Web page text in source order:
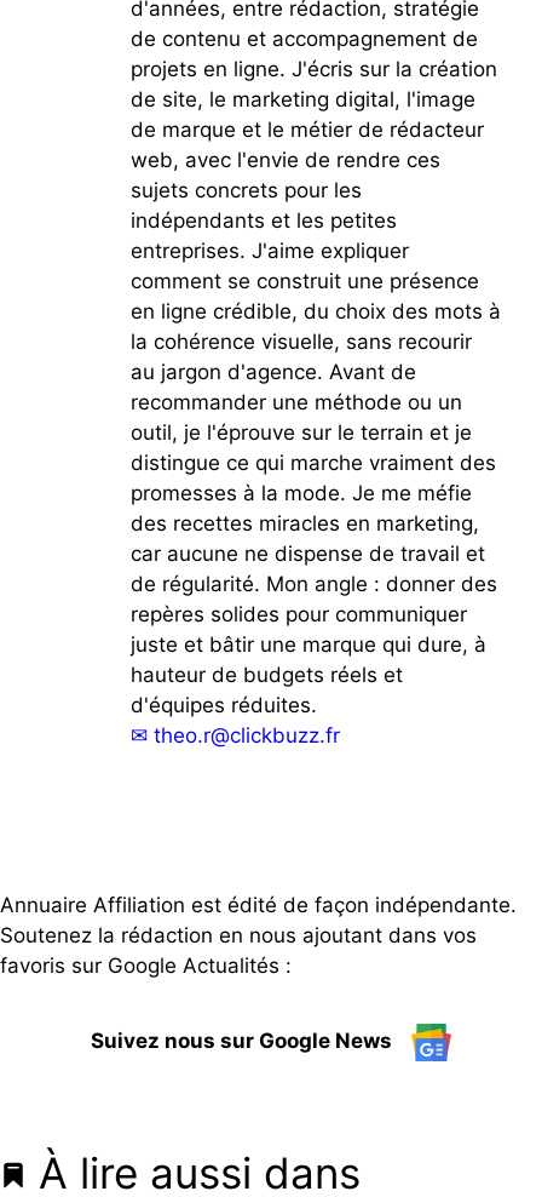
d'années, entre rédaction, stratégie
de contenu et accompagnement de
projets en ligne. J'écris sur la création
de site, le marketing digital, l'image
de marque et le métier de rédacteur
web, avec l'envie de rendre ces
sujets concrets pour les
indépendants et les petites
entreprises. J'aime expliquer
comment se construit une présence
en ligne crédible, du choix des mots à
la cohérence visuelle, sans recourir
au jargon d'agence. Avant de
recommander une méthode ou un
outil, je l'éprouve sur le terrain et je
distingue ce qui marche vraiment des
promesses à la mode. Je me méfie
des recettes miracles en marketing,
car aucune ne dispense de travail et
de régularité. Mon angle : donner des
repères solides pour communiquer
juste et bâtir une marque qui dure, à
hauteur de budgets réels et
d'équipes réduites.
✉ theo.r@clickbuzz.fr
Annuaire Affiliation est édité de façon indépendante.
Soutenez la rédaction en nous ajoutant dans vos
favoris sur Google Actualités :
Suivez nous sur Google News
À lire aussi dans